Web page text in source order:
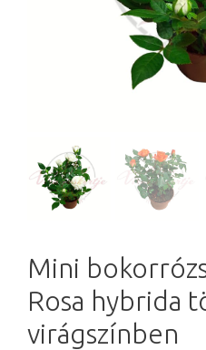
Mini
Rosa hybrida
virágszínben